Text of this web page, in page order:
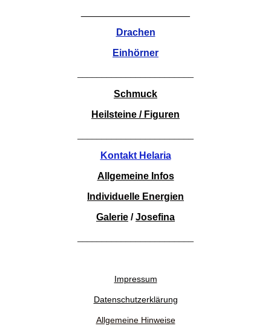
Drachen
Einhörner
Schmuck
Heilsteine / Figuren
Kontakt Helaria
Allgemeine Infos
Individuelle Energien
Galerie /Josefina
Impressum
Datenschutzerklärung
Allgemeine Hinweise